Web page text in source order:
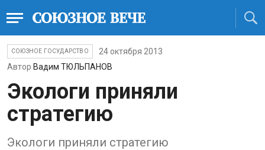
СОЮЗНОЕ ГОСУДАРСТВО
24 октября 2013
Автор Вадим ТЮЛЬПАНОВ
Экологи приняли
стратегию
Экологи приняли стратегию